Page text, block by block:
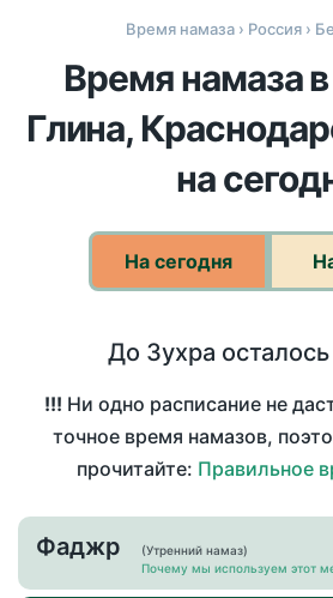
Время намаза› Россия›
Время намаза
Глина,
на
На сегодня
До Зухра
!!! Ни одно расписание не
точное время намазов,
прочитайте: Правильное
Фаджр
(Утренний намаз)
Почему мы используем этот